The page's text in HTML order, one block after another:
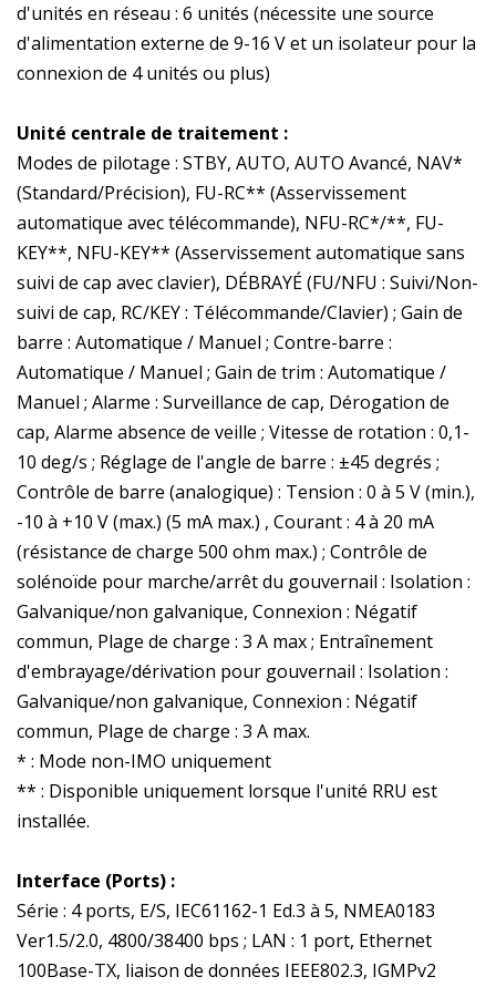
d'unités en réseau : 6 unités (nécessite une source
d'alimentation externe de 9-16 V et un isolateur pour la
connexion de 4 unités ou plus)
Unité centrale de traitement :
Modes de pilotage : STBY, AUTO, AUTO Avancé, NAV*
(Standard/Précision), FU-RC** (Asservissement
automatique avec télécommande), NFU-RC*/**, FU-
KEY**, NFU-KEY** (Asservissement automatique sans
suivi de cap avec clavier), DÉBRAYÉ (FU/NFU : Suivi/Non-
suivi de cap, RC/KEY : Télécommande/Clavier) ; Gain de
barre : Automatique / Manuel ; Contre-barre :
Automatique / Manuel ; Gain de trim : Automatique /
Manuel ; Alarme : Surveillance de cap, Dérogation de
cap, Alarme absence de veille ; Vitesse de rotation : 0,1-
10 deg/s ; Réglage de l'angle de barre : ±45 degrés ;
Contrôle de barre (analogique) : Tension : 0 à 5 V (min.),
-10 à +10 V (max.) (5 mA max.) , Courant : 4 à 20 mA
(résistance de charge 500 ohm max.) ; Contrôle de
solénoïde pour marche/arrêt du gouvernail : Isolation :
Galvanique/non galvanique, Connexion : Négatif
commun, Plage de charge : 3 A max ; Entraînement
d'embrayage/dérivation pour gouvernail : Isolation :
Galvanique/non galvanique, Connexion : Négatif
commun, Plage de charge : 3 A max.
* : Mode non-IMO uniquement
** : Disponible uniquement lorsque l'unité RRU est
installée.
Interface (Ports) :
Série : 4 ports, E/S, IEC61162-1 Ed.3 à 5, NMEA0183
Ver1.5/2.0, 4800/38400 bps ; LAN : 1 port, Ethernet
100Base-TX, liaison de données IEEE802.3, IGMPv2